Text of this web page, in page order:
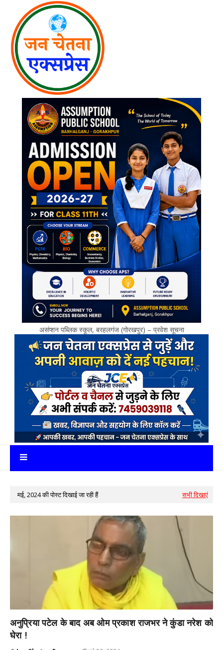
असंप्शन पब्लिक स्कूल, बरहलगंज (गोरखपुर) – प्रवेश सूचना
मई, 2024 की पोस्ट दिखाई जा रही हैं सभी दिखाएं
अनुप्रिया पटेल के बाद अब ओम प्रकाश राजभर ने कुंडा नरेश को
घेरा !